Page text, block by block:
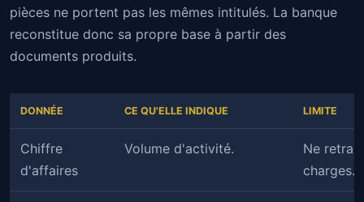
pièces ne portent pas les mêmes intitulés. La banque
reconstitue donc sa propre base à partir des
documents produits.
DONNÉE CE QU'ELLE INDIQUE LIMITE
Chiffre
d'affaires
Volume d'activité.
Ne
charges.